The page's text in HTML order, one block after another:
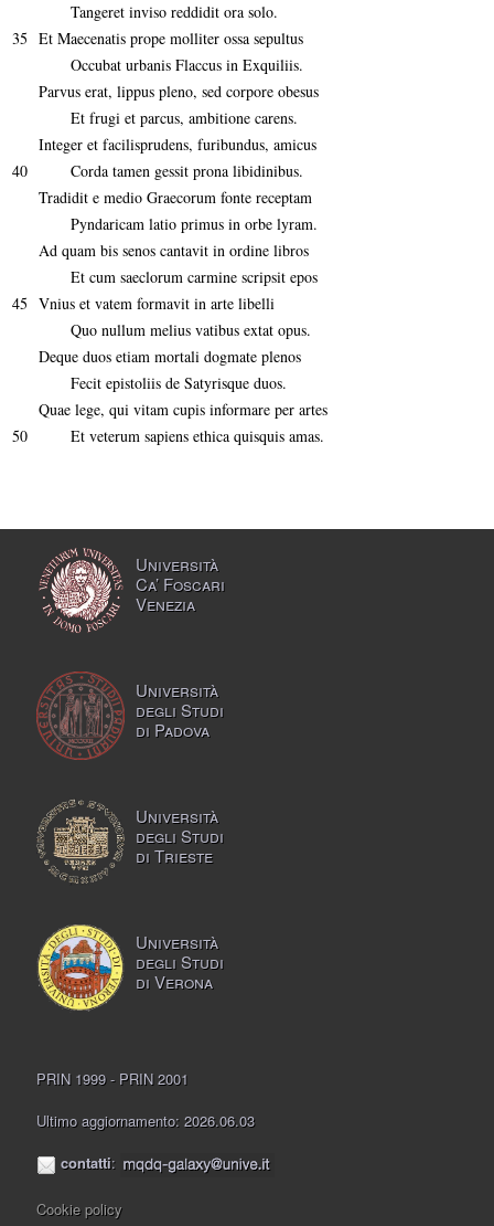
Tangeret inviso reddidit ora solo.
35 Et Maecenatis prope molliter ossa sepultus
Occubat urbanis Flaccus in Exquiliis.
Parvus erat, lippus pleno, sed corpore obesus
Et frugi et parcus, ambitione carens.
Integer et facilisprudens, furibundus, amicus
40
Corda tamen gessit prona libidinibus.
Tradidit e medio Graecorum fonte receptam
Pyndaricam latio primus in orbe lyram.
Ad quam bis senos cantavit in ordine libros
Et cum saeclorum carmine scripsit epos
45 Vnius et vatem formavit in arte libelli
Quo nullum melius vatibus extat opus.
Deque duos etiam mortali dogmate plenos
Fecit epistoliis de Satyrisque duos.
Quae lege, qui vitam cupis informare per artes
50
Et veterum sapiens ethica quisquis amas.
Università
Ca’ Foscari
Venezia
Università
degli Studi
di Padova
Università
degli Studi
di Trieste
Università
degli Studi
di Verona
PRIN 1999 - PRIN 2001
Ultimo aggiornamento: 2026.06.03
contatti:
Cookie policy